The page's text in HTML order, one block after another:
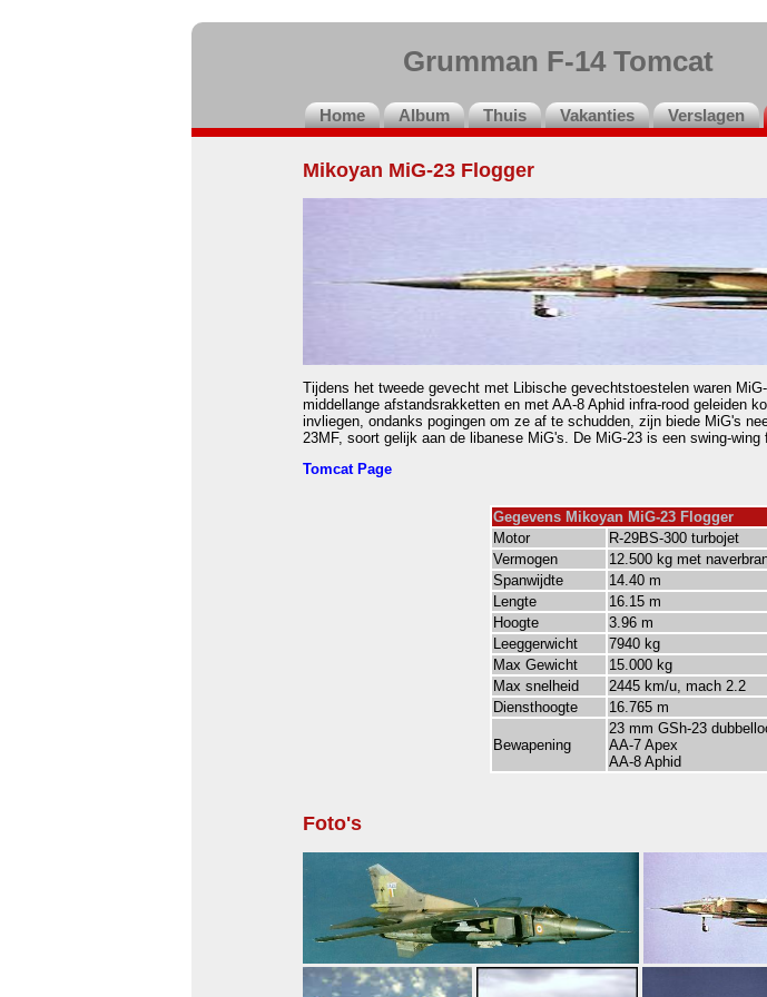
Grumman F-14 Tomcat
Home Album Thuis Vakanties Verslagen
Mikoyan MiG-23 Flogger
Tijdens het tweede gevecht met Libische gevechtstoestelen waren
middellange afstandsrakketten en met AA-8 Aphid infra-rood geleiden
invliegen, ondanks pogingen om ze af te schudden, zijn biede MiG's
23MF, soort gelijk aan de libanese MiG's. De MiG-23 is een swing-
Tomcat Page
Gegevens Mikoyan MiG-23 Flogger
Motor
R-29BS-300 turbojet
Vermogen
12.500 kg met
Spanwijdte
14.40 m
Lengte
16.15 m
Hoogte
3.96 m
Leeggerwicht
7940 kg
Max Gewicht
15.000 kg
Max snelheid
2445 km/u, mach 2.2
Diensthoogte
16.765 m
Bewapening
23 mm GSh-23
AA-7 Apex
AA-8 Aphid
Foto's